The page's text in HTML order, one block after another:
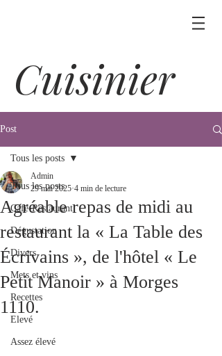
Cuisinier
Post
Tous les posts
Café-Restaurant
Dégustation
Divers
Mets et vins
Recettes
Elevé
Assez élevé
Tous les posts
Agréable repas de midi au
restaurant la « La Table des
Écrivains », de l'hôtel « Le
Petit Manoir » à Morges
1110.
Admin
29 mai 2025 4 min de lecture